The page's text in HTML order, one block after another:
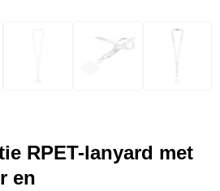
RPET-lanyard met
en